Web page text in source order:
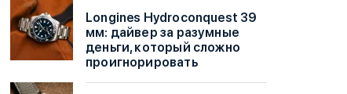
Longines Hydroconquest 39
мм: дайвер за разумные
деньги, который сложно
проигнорировать